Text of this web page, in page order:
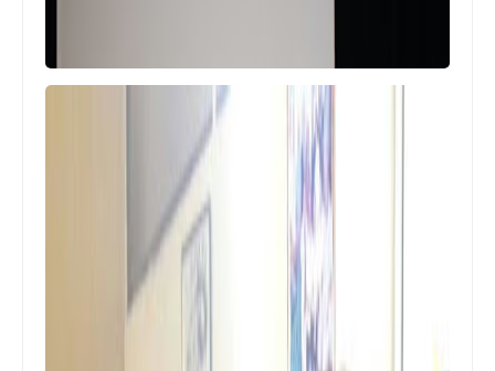
إعتصام تضامني مع الأسير يحيى سكاف